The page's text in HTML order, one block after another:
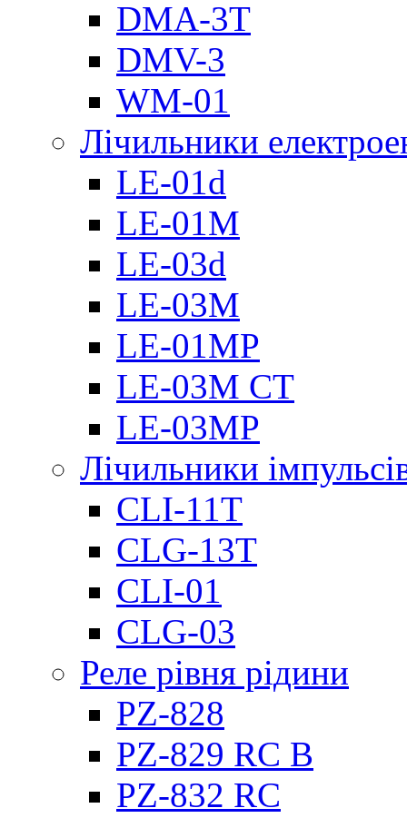
DMА-3T
DMV-3
WM-01
Лічильники
LE-01d
LE-01M
LE-03d
LE-03M
LE-01MP
LE-03M CT
LE-03MP
Лічильники
CLI-11T
CLG-13T
CLI-01
CLG-03
Реле рівня рідини
PZ-828
PZ-829 RC B
PZ-832 RC